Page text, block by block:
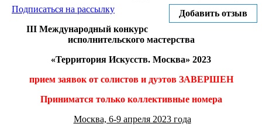
Добавить отзыв
Подписаться на рассылку
III Международный конкурс
исполнительского мастерства
«Территория Искусств. Москва» 2023
прием заявок от солистов и дуэтов ЗАВЕРШЕН
Приниматся только коллективные номера
Москва, 6-9 апреля 2023 года